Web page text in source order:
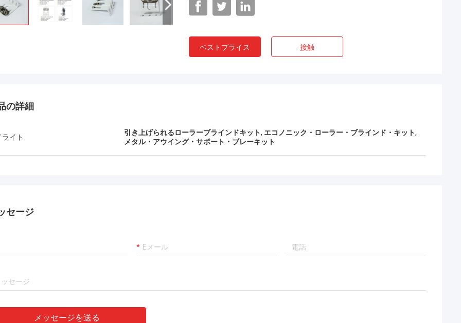
ベストプライス 接触
の詳細
イト
引き上げられるローラーブラインドキット, エコノニック・ローラー・ブラインド・キット,
メタル・アウイング・サポート・ブレーキット
セージ
メッセージを送る